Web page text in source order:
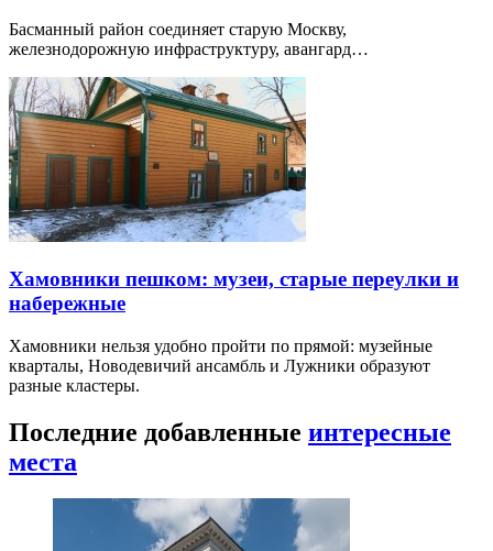
Басманный район соединяет старую Москву,
железнодорожную инфраструктуру, авангард…
Хамовники пешком: музеи, старые переулки и
набережные
Хамовники нельзя удобно пройти по прямой: музейные
кварталы, Новодевичий ансамбль и Лужники образуют
разные кластеры.
Последние добавленные интересные
места